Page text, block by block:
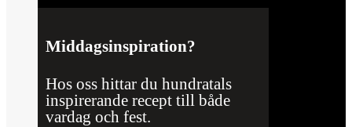
Middagsinspiration?
Hos oss hittar du hundratals
inspirerande recept till både
vardag och fest.